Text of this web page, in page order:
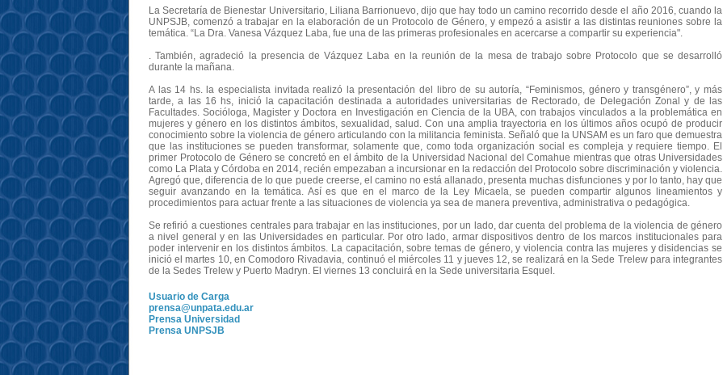
La Secretaría de Bienestar Universitario, Liliana Barrionuevo, dijo que hay todo un camino recorrido desde el año 2016, cuando la
UNPSJB, comenzó a trabajar en la elaboración de un Protocolo de Género, y empezó a asistir a las distintas reuniones sobre la
temática. “La Dra. Vanesa Vázquez Laba, fue una de las primeras profesionales en acercarse a compartir su experiencia".
. También, agradeció la presencia de Vázquez Laba en la reunión de la mesa de trabajo sobre Protocolo que se desarrolló
durante la mañana.
A las 14 hs. la especialista invitada realizó la presentación del libro de su autoría, “Feminismos, género y transgénero”, y más
tarde, a las 16 hs, inició la capacitación destinada a autoridades universitarias de Rectorado, de Delegación Zonal y de las
Facultades. Socióloga, Magister y Doctora en Investigación en Ciencia de la UBA, con trabajos vinculados a la problemática en
mujeres y género en los distintos ámbitos, sexualidad, salud. Con una amplia trayectoria en los últimos años ocupó de producir
conocimiento sobre la violencia de género articulando con la militancia feminista. Señaló que la UNSAM es un faro que demuestra
que las instituciones se pueden transformar, solamente que, como toda organización social es compleja y requiere tiempo. El
primer Protocolo de Género se concretó en el ámbito de la Universidad Nacional del Comahue mientras que otras Universidades
como La Plata y Córdoba en 2014, recién empezaban a incursionar en la redacción del Protocolo sobre discriminación y violencia.
Agregó que, diferencia de lo que puede creerse, el camino no está allanado, presenta muchas disfunciones y por lo tanto, hay que
seguir avanzando en la temática. Así es que en el marco de la Ley Micaela, se pueden compartir algunos lineamientos y
procedimientos para actuar frente a las situaciones de violencia ya sea de manera preventiva, administrativa o pedagógica.
Se refirió a cuestiones centrales para trabajar en las instituciones, por un lado, dar cuenta del problema de la violencia de género
a nivel general y en las Universidades en particular. Por otro lado, armar dispositivos dentro de los marcos institucionales para
poder intervenir en los distintos ámbitos. La capacitación, sobre temas de género, y violencia contra las mujeres y disidencias se
inició el martes 10, en Comodoro Rivadavia, continuó el miércoles 11 y jueves 12, se realizará en la Sede Trelew para integrantes
de la Sedes Trelew y Puerto Madryn. El viernes 13 concluirá en la Sede universitaria Esquel.
Usuario de Carga
prensa@unpata.edu.ar
Prensa Universidad
Prensa UNPSJB